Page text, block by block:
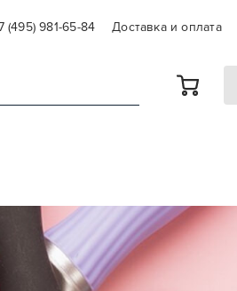
(495) 981-65-84 Доставка и оплата